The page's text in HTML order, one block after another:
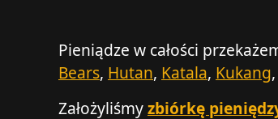
Pieniądze w całości
Bears, Hutan, Katala, Kukang,
Założyliśmyzbiórkę